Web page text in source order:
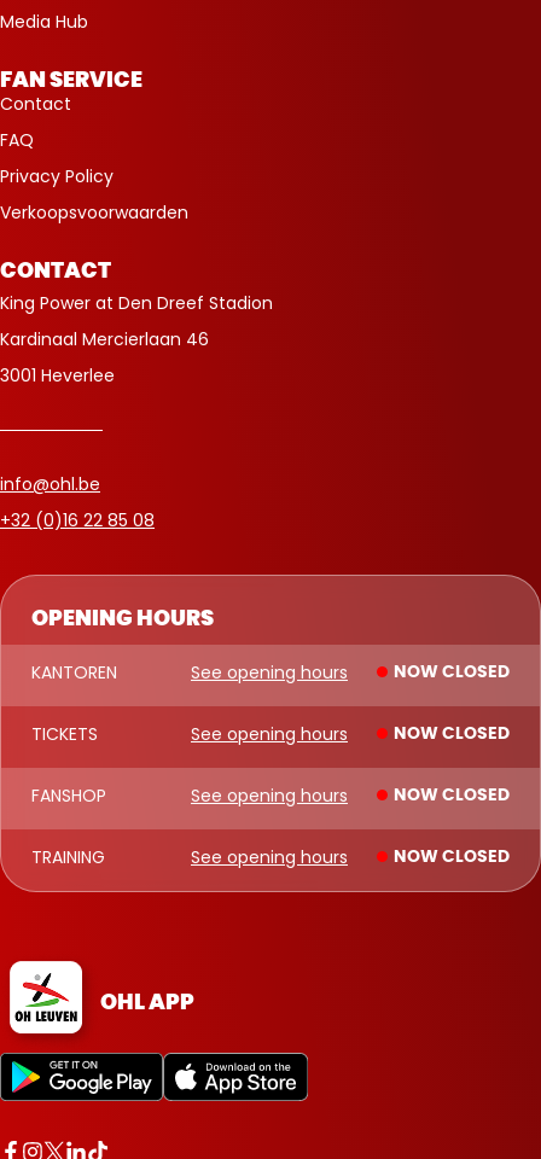
OPENING HOURS
KANTOREN See opening hours NOW CLOSED
TICKETS See opening hours NOW CLOSED
FANSHOP See opening hours NOW CLOSED
TRAINING See opening hours NOW CLOSED
Media Hub
FAN SERVICE
Contact
FAQ
Privacy Policy
Verkoopsvoorwaarden
CONTACT
King Power at Den Dreef Stadion
Kardinaal Mercierlaan 46
3001 Heverlee
info@ohl.be
+32 (0)16 22 85 08
OHL APP